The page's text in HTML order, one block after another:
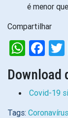
é menor
Compartilhar
Download
Covid-19
Tags: Coronavírus